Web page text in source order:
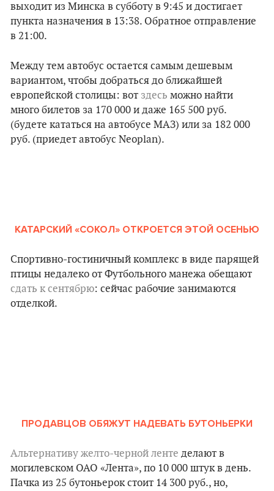
выходит из Минска в субботу в 9:45 и достигает
пункта назначения в 13:38. Обратное отправление
в 21:00.
Между тем автобус остается самым дешевым
вариантом, чтобы добраться до ближайшей
европейской столицы: вот здесь можно найти
много билетов за 170 000 и даже 165 500 руб.
(будете кататься на автобусе МАЗ) или за 182 000
руб. (приедет автобус Neoplan).
КАТАРСКИЙ «СОКОЛ» ОТКРОЕТСЯ ЭТОЙ ОСЕНЬЮ
Спортивно-гостиничный комплекс в виде парящей
птицы недалеко от Футбольного манежа обещают
сдать к сентябрю: сейчас рабочие занимаются
отделкой.
ПРОДАВЦОВ ОБЯЖУТ НАДЕВАТЬ БУТОНЬЕРКИ
Альтернативу желто-черной ленте делают в
могилевском ОАО «Лента», по 10 000 штук в день.
Пачка из 25 бутоньерок стоит 14 300 руб., но,